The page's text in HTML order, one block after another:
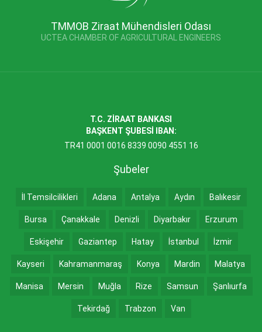
TMMOB Ziraat Mühendisleri Odası
UCTEA CHAMBER OF AGRICULTURAL ENGINEERS
T.C. ZİRAAT BANKASI
BAŞKENT ŞUBESİ IBAN:
TR41 0001 0016 8339 0090 4551 16
Şubeler
İl Temsilcilikleri Adana Antalya Aydın Balıkesir
Bursa Çanakkale Denizli Diyarbakır Erzurum
Eskişehir Gaziantep Hatay İstanbul İzmir
Kayseri Kahramanmaraş Konya Mardin Malatya
Manisa Mersin Muğla Rize Samsun Şanlıurfa
Tekirdağ Trabzon Van